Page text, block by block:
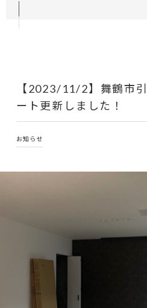
【2023/11/2】舞鶴市
ート更新しました！
お知らせ